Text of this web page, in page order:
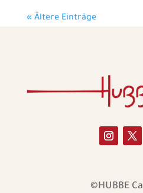
« Ältere Einträge
©HUBBE